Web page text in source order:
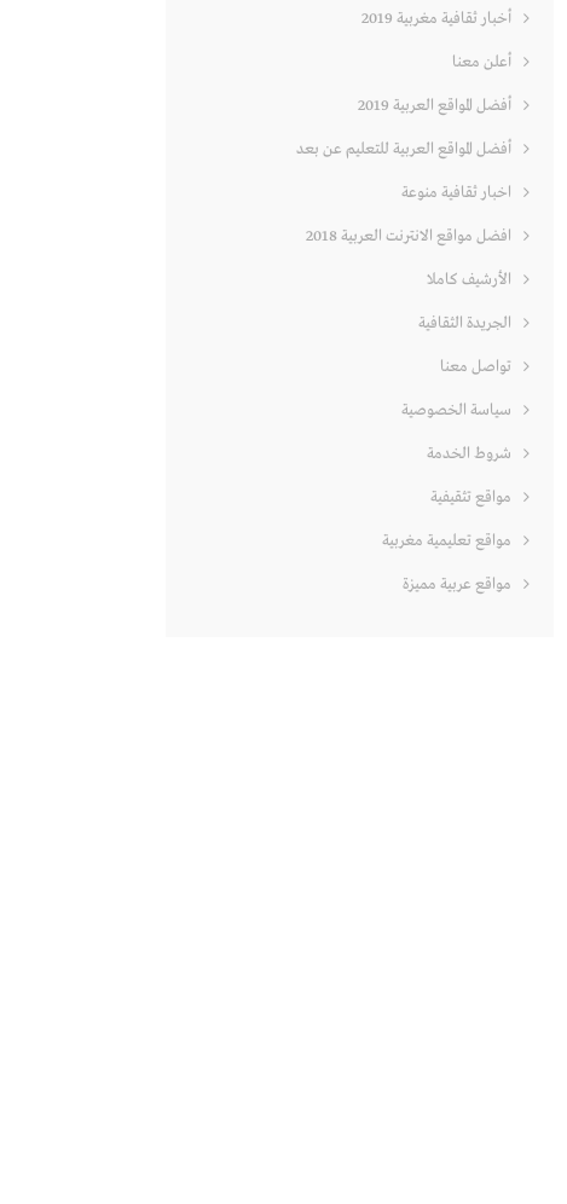
أخبار ثقافية مغربية 2019
أعلن معنا
أفضل المواقع العربية 2019
أفضل المواقع العربية للتعليم عن بعد
اخبار ثقافية منوعة
افضل مواقع الانترنت العربية 2018
الأرشيف كاملا
الجريدة الثقافية
تواصل معنا
سياسة الخصوصية
شروط الخدمة
مواقع تثقيفية
مواقع تعليمية مغربية
مواقع عربية مميزة